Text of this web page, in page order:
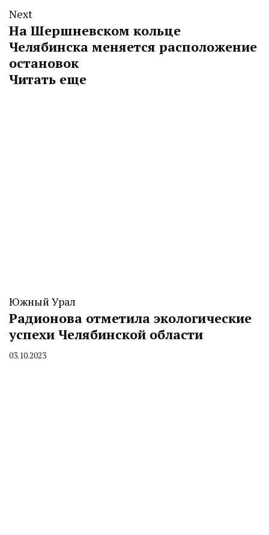
Next
На Шершневском кольце
Челябинска меняется расположение
остановок
Читать еще
Южный Урал
Радионова отметила экологические
успехи Челябинской области
By
03.10.2023